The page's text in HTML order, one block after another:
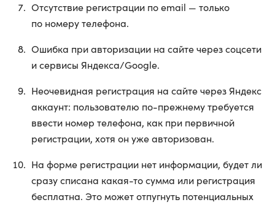
Отсутствие регистрации по email — только
по номеру телефона.
Ошибка при авторизации на сайте через соцсети
и сервисы Яндекса/Google.
Неочевидная регистрация на сайте через Яндекс
аккаунт: пользователю по-прежнему требуется
ввести номер телефона, как при первичной
регистрации, хотя он уже авторизован.
На форме регистрации нет информации, будет ли
сразу списана какая-то сумма или регистрация
бесплатна. Это может отпугнуть потенциальных